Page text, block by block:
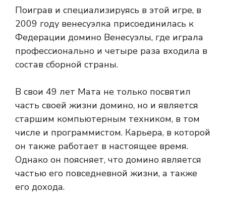
Поиграв и специализируясь в этой игре, в
2009 году венесуэлка присоединилась к
Федерации домино Венесуэлы, где играла
профессионально и четыре раза входила в
состав сборной страны.
В свои 49 лет Мата не только посвятил
часть своей жизни домино, но и является
старшим компьютерным техником, в том
числе и программистом. Карьера, в которой
он также работает в настоящее время.
Однако он поясняет, что домино является
частью его повседневной жизни, а также
его дохода.